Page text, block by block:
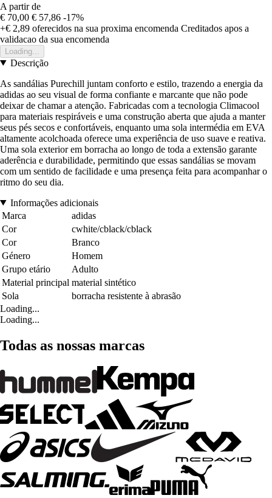
A partir de
€ 70,00 € 57,86 -17%
+€ 2,89 oferecidos na sua proxima encomenda Creditados apos a
validacao da sua encomenda
Loading...
Descrição
As sandálias Purechill juntam conforto e estilo, trazendo a energia da
adidas ao seu visual de forma confiante e marcante que não pode
deixar de chamar a atenção. Fabricadas com a tecnologia Climacool
para materiais respiráveis e uma construção aberta que ajuda a manter
seus pés secos e confortáveis, enquanto uma sola intermédia em EVA
altamente acolchoada oferece uma experiência de uso suave e reativa.
Uma sola exterior em borracha ao longo de toda a extensão garante
aderência e durabilidade, permitindo que essas sandálias se movam
com um sentido de facilidade e uma presença feita para acompanhar o
ritmo do seu dia.
Informações adicionais
Marca
adidas
Cor
cwhite/cblack/cblack
Cor
Branco
Género
Homem
Grupo etário
Adulto
Material principal material sintético
Sola
borracha resistente à abrasão
Loading...
Loading...
Todas as nossas marcas